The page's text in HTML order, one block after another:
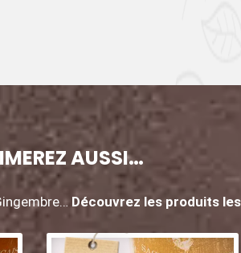
AUSSI…
Découvrez les produits